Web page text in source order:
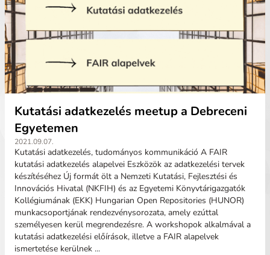
Kutatási adatkezelés meetup a Debreceni
Egyetemen
2021.09.07.
Kutatási adatkezelés, tudományos kommunikáció A FAIR
kutatási adatkezelés alapelvei Eszközök az adatkezelési tervek
készítéséhez Új formát ölt a Nemzeti Kutatási, Fejlesztési és
Innovációs Hivatal (NKFIH) és az Egyetemi Könyvtárigazgatók
Kollégiumának (EKK) Hungarian Open Repositories (HUNOR)
munkacsoportjának rendezvénysorozata, amely ezúttal
személyesen kerül megrendezésre. A workshopok alkalmával a
kutatási adatkezelési előírások, illetve a FAIR alapelvek
ismertetése kerülnek ...